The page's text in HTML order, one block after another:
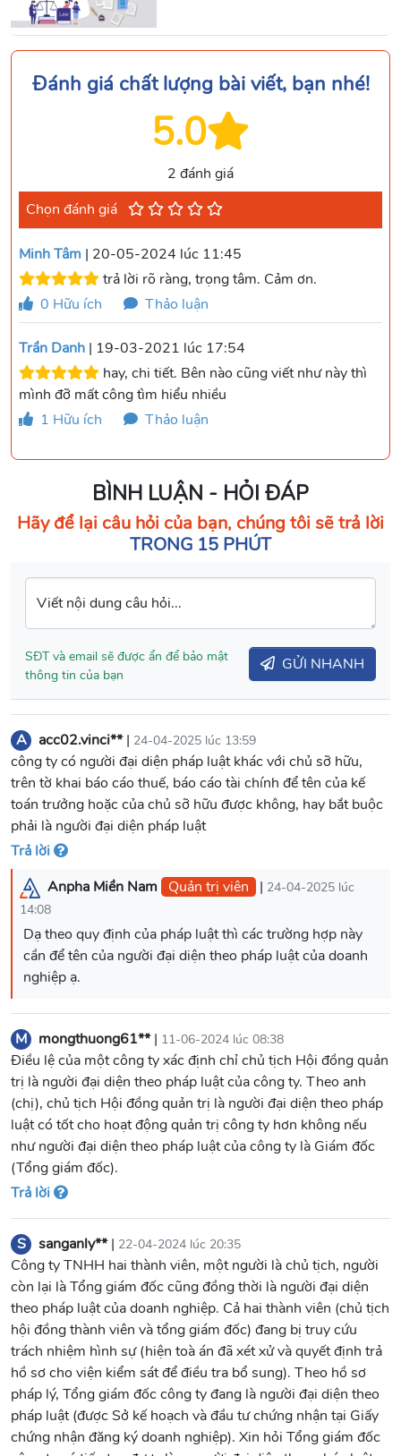
Đánh giá chất lượng bài viết, bạn nhé!
5.0
2 đánh giá
Chọn đánh giá
Minh Tâm | 20-05-2024 lúc 11:45
trả lời rõ ràng, trọng tâm. Cảm ơn.
0 Hữu ích Thảo luận
Trần Danh | 19-03-2021 lúc 17:54
hay, chi tiết. Bên nào cũng viết như này thì
mình đỡ mất công tìm hiểu nhiều
1 Hữu ích Thảo luận
BÌNH LUẬN - HỎI ĐÁP
Hãy để lại câu hỏi của bạn, chúng tôi sẽ trả lời
TRONG 15 PHÚT
Viết nội dung câu hỏi...
SĐT và email sẽ được ẩn để bảo mật
thông tin của bạn
GỬI NHANH
A acc02.vinci**| 24-04-2025 lúc 13:59
công ty có người đại diện pháp luật khác với chủ sỡ hữu,
trên tờ khai báo cáo thuế, báo cáo tài chính để tên của kế
toán trưởng hoặc của chủ sỡ hữu được không, hay bắt buộc
phải là người đại diện pháp luật
Trả lời
Anpha Miền Nam Quản trị viên | 24-04-2025 lúc
14:08
Dạ theo quy định của pháp luật thì các trường hợp này
cần để tên của người đại diện theo pháp luật của doanh
nghiệp ạ.
M mongthuong61**| 11-06-2024 lúc 08:38
Điều lệ của một công ty xác định chỉ chủ tịch Hội đồng quản
trị là người đại diện theo pháp luật của công ty. Theo anh
(chị), chủ tịch Hội đồng quản trị là người đại diện theo pháp
luật có tốt cho hoạt động quản trị công ty hơn không nếu
như người đại diện theo pháp luật của công ty là Giám đốc
(Tổng giám đốc).
Trả lời
S sanganly**| 22-04-2024 lúc 20:35
Công ty TNHH hai thành viên, một người là chủ tịch, người
còn lại là Tổng giám đốc cũng đồng thời là người đại diện
theo pháp luật của doanh nghiệp. Cả hai thành viên (chủ tịch
hội đồng thành viên và tổng giám đốc) đang bị truy cứu
trách nhiệm hình sự (hiện toà án đã xét xử và quyết định trả
hồ sơ cho viện kiểm sát để điều tra bổ sung). Theo hồ sơ
pháp lý, Tổng giám đốc công ty đang là người đại diện theo
pháp luật (được Sở kế hoạch và đầu tư chứng nhận tại Giấy
chứng nhận đăng ký doanh nghiệp). Xin hỏi Tổng giám đốc